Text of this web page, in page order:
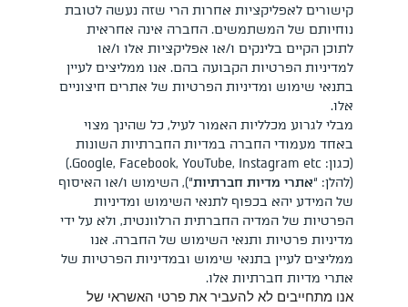
קישורים לאפליקציות אחרות הרי שזה נעשה לטובת
נוחיותם של המשתמשים. החברה אינה אחראית
לתוכן הקיים בלינקים ו/או אפליקציות אלו ו/או
למדיניות הפרטיות הקבועה בהם. אנו ממליצים לעיין
בתנאי שימוש ומדיניות הפרטיות של אתרים חיצוניים
אלו.
מבלי לגרוע מכלליות האמור לעיל, כל שהינך מצוי
באחד מעמודי החברה במדיות החברתיות השונות
(כגון: Google, Facebook, YouTube, Instagram etc.)
(להלן: “אתרי מדיות חברתיות“), השימוש ו/או האיסוף
של המידע יהא בכפוף לתנאי השימוש ומדיניות
הפרטיות של המדיה החברתית הרלוונטית, ולא על ידי
מדיניות פרטיות ותנאי השימוש של החברה. אנו
ממליצים לעיין בתנאי שימוש ובמדיניות הפרטיות של
אתרי מדיות חברתיות אלו.
אנו מתחייבים לא להעביר את פרטי האשראי של